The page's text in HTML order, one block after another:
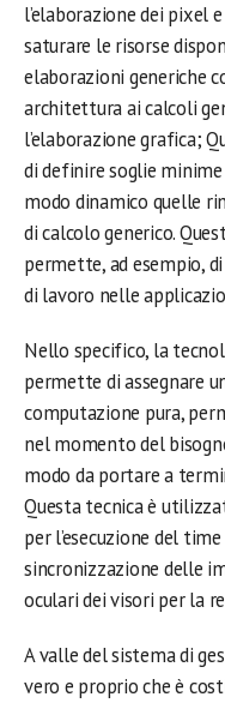
l’elaborazione dei pixel
saturare le risorse
elaborazioni generiche
architettura ai calcoli
l’elaborazione grafica;
di definire soglie
modo dinamico quelle
di calcolo generico.
permette, ad esempio,
di lavoro nelle
Nello specifico, la
permette di assegnare
computazione pura,
nel momento del
modo da portare a
Questa tecnica è
per l’esecuzione del
sincronizzazione delle
oculari dei visori per la
A valle del sistema di
vero e proprio che è